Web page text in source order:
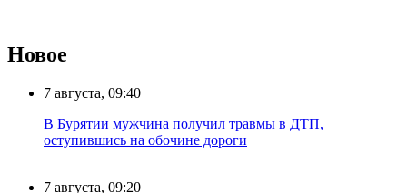
Новое
7 августа, 09:40
В Бурятии мужчина получил травмы в ДТП,
оступившись на обочине дороги
7 августа, 09:20